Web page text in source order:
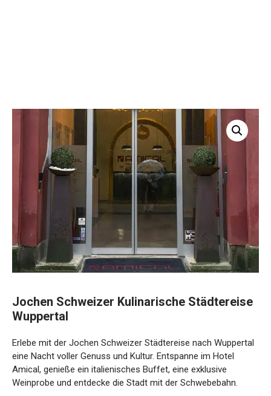
Jochen Schweizer Kulinarische
Städtereise Wuppertal
Erlebe mit der Jochen Schweizer Städtereise nach
Wuppertal eine Nacht voller Genuss und Kultur. Entspanne
im Hotel Amical, genieße ein italienisches Buffet, eine
exklusive Weinprobe und entdecke die Stadt mit der
Schwebebahn.